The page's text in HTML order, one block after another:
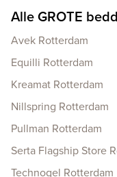
Alle GROTE
Avek Rotterdam
Equilli Rotterdam
Kreamat Rotterdam
Nillspring Rotterdam
Pullman Rotterdam
Serta Flagship Store
Technogel Rotterdam